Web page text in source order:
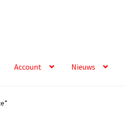
Account Nieuws